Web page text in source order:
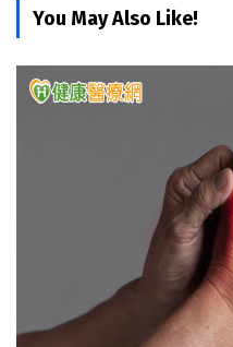
You May Also Like!